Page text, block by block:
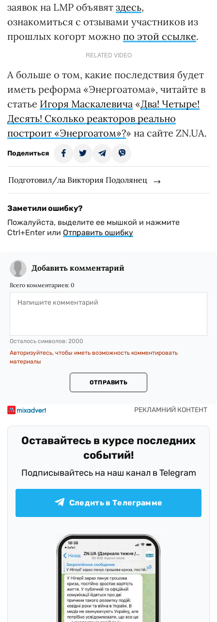
заявок на LMP объявят здесь,
ознакомиться с отзывами участников из
прошлых когорт можно по этой ссылке.
RELATED VIDEO
А больше о том, какие последствия будет
иметь реформа «Энергоатома», читайте в
статье Игоря Маскалевича «Два! Четыре!
Десять! Сколько реакторов реально
построит «Энергоатом»?» на сайте ZN.UA.
Поделиться
Подготовил/ла Виктория Подолянец
Заметили ошибку?
Пожалуйста, выделите ее мышкой и нажмите
Ctrl+Enter или Отправить ошибку
Добавить комментарий
Всего комментариев: 0
Осталось символов: 2000
Авторизуйтесь, чтобы иметь возможность комментировать
материалы
ОТПРАВИТЬ
Оставайтесь в курсе последних
событий!
Подписывайтесь на наш канал в Telegram
Следить в Телеграмме